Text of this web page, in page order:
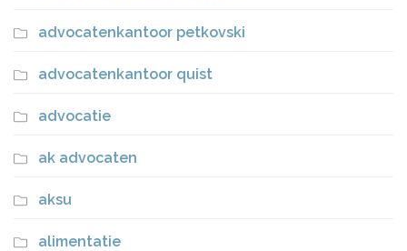
advocatenkantoor petkovski
advocatenkantoor quist
advocatie
ak advocaten
aksu
alimentatie